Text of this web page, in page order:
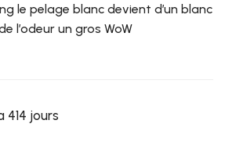
le pelage blanc devient d’un blanc
l’odeur un gros WoW
414 jours